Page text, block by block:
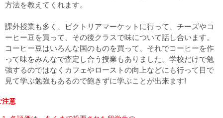
方法を教えてくれます。
課外授業も多く、ビクトリアマーケットに行って、チーズやコ
ーヒー豆を買って、その後クラスで味について話し合います。
コーヒー豆はいろんな国のものを買って、それでコーヒーを作
って味をみんなで査定し合う授業もありました。学校だけで勉
強するのではなくカフェやローストの向上などにも行って目で
見て学ぶ勉強もあるので飽きずに学ぶことが出来ます!
注意